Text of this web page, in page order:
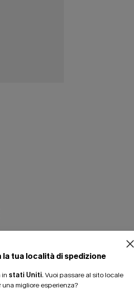
la tua località di spedizione
in stati Uniti. Vuoi passare al sito locale
una migliore esperienza?
20% DI SCONTO